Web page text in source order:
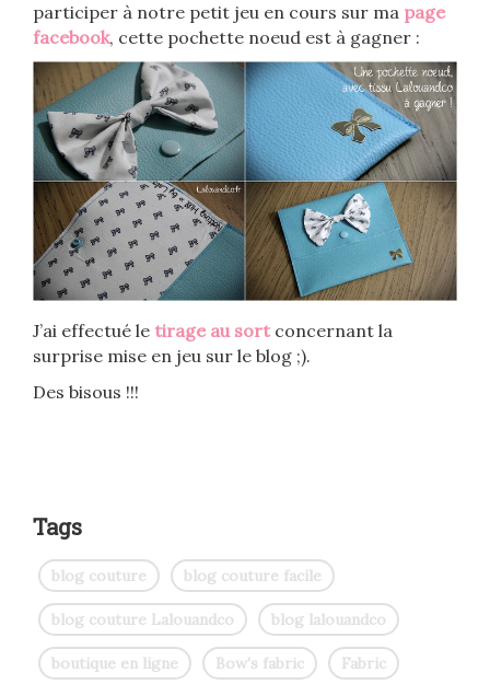
participer à notre petit jeu en cours sur ma page
facebook, cette pochette noeud est à gagner :
J’ai effectué le tirage au sortconcernant la
surprise mise en jeu sur le blog ;).
Des bisous !!!
Tags
blog couture blog couture facile
blog couture Lalouandco blog lalouandco
boutique en ligne Bow's fabric Fabric